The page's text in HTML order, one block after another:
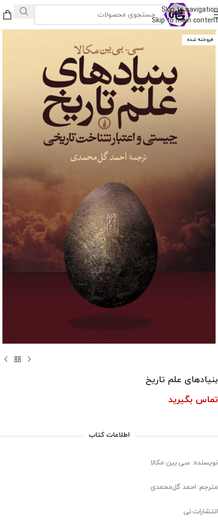
Skip to navigation
Skip to main content
فروخته شده
بنیادهای علم تاریخ
تماس بگیرید
اطلاعات کتاب
نویسنده: سی‌.بین مکالا
مترجم: احمد گل‌محمدی
انتشارات:نی